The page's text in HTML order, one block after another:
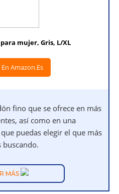
mujer, Gris, L/XL
Amazon.es
fino que se ofrece en más
así como en una
puedas elegir el que más
buscando.
MÁS